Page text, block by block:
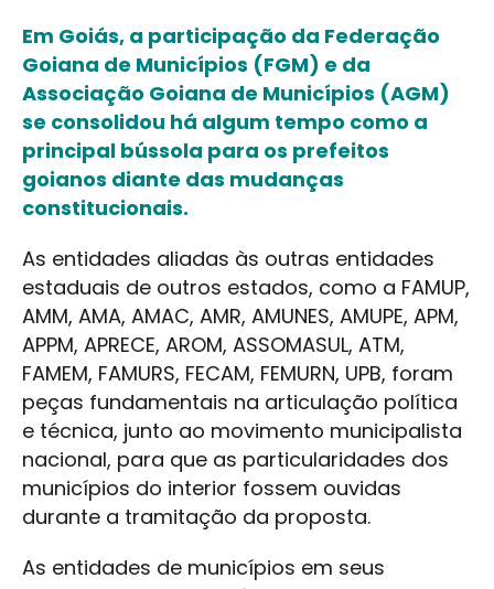
Em Goiás, a participação da Federação
Goiana de Municípios (FGM) e da
Associação Goiana de Municípios (AGM)
se consolidou há algum tempo como a
principal bússola para os prefeitos
goianos diante das mudanças
constitucionais.
As entidades aliadas às outras entidades
estaduais de outros estados, como a FAMUP,
AMM, AMA, AMAC, AMR, AMUNES, AMUPE, APM,
APPM, APRECE, AROM, ASSOMASUL, ATM,
FAMEM, FAMURS, FECAM, FEMURN, UPB, foram
peças fundamentais na articulação política
e técnica, junto ao movimento municipalista
nacional, para que as particularidades dos
municípios do interior fossem ouvidas
durante a tramitação da proposta.
As entidades de municípios em seus